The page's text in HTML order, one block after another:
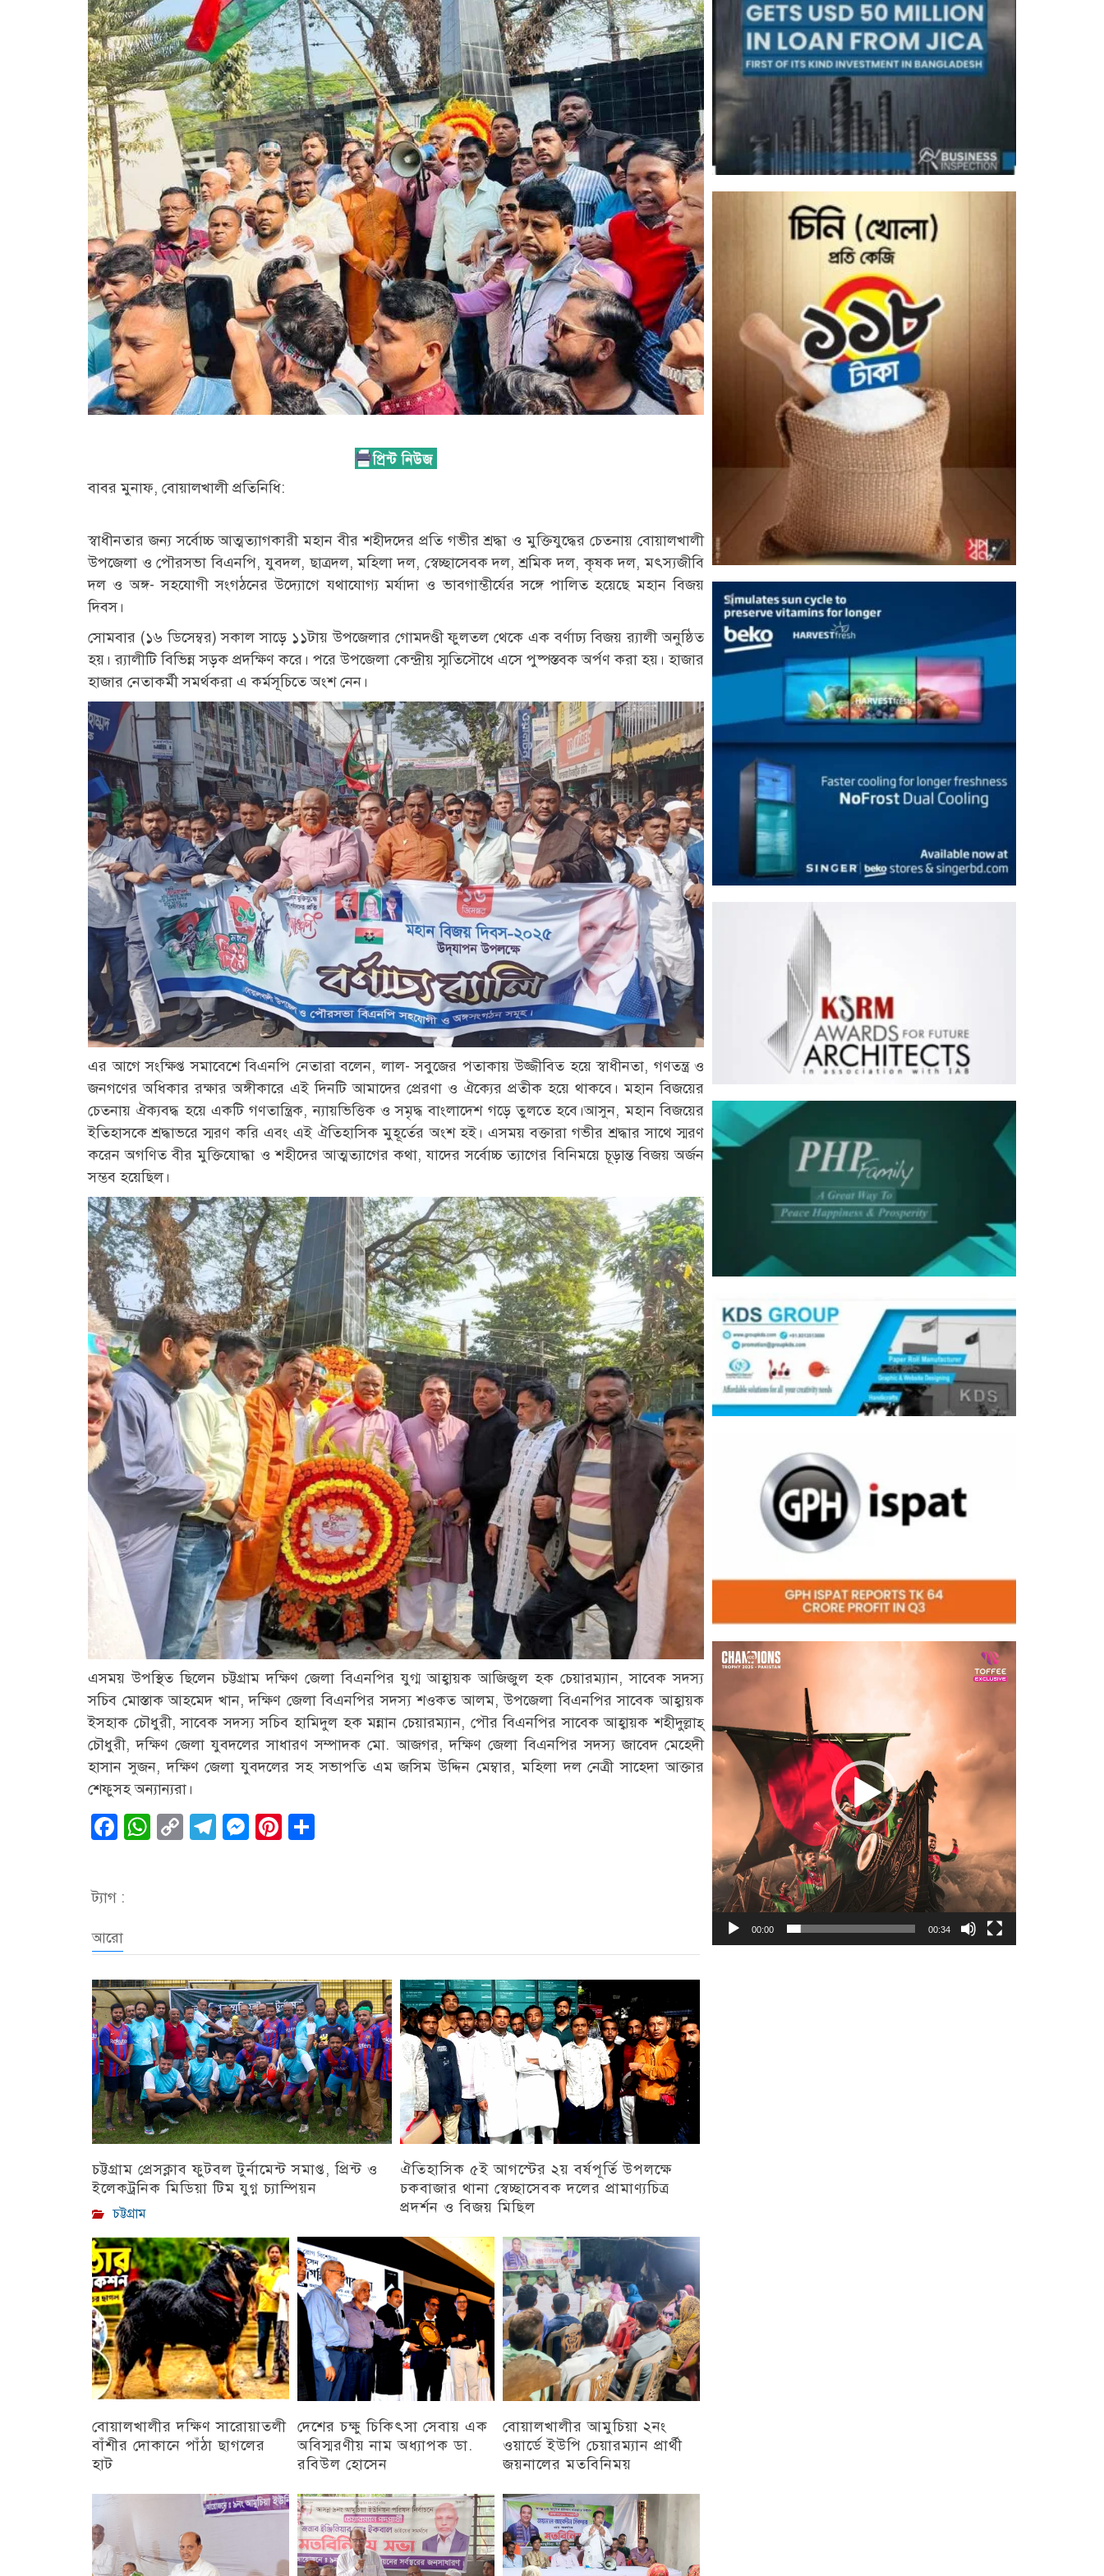
বাবর মুনাফ, বোয়ালখালী প্রতিনিধি:
স্বাধীনতার জন্য সর্বোচ্চ আত্মত্যাগকারী মহান বীর শহীদদের প্রতি গভীর শ্রদ্ধা ও মুক্তিযুদ্ধের চেতনায় বোয়ালখালী
উপজেলা ও পৌরসভা বিএনপি, যুবদল, ছাত্রদল, মহিলা দল, স্বেচ্ছাসেবক দল, শ্রমিক দল, কৃষক দল, মৎস্যজীবি
দল ও অঙ্গ- সহযোগী সংগঠনের উদ্যোগে যথাযোগ্য মর্যাদা ও ভাবগাম্ভীর্যের সঙ্গে পালিত হয়েছে মহান বিজয়
দিবস।
সোমবার (১৬ ডিসেম্বর) সকাল সাড়ে ১১টায় উপজেলার গোমদণ্ডী ফুলতল থেকে এক বর্ণাঢ্য বিজয় র‍্যালী অনুষ্ঠিত
হয়। র‍্যালীটি বিভিন্ন সড়ক প্রদক্ষিণ করে। পরে উপজেলা কেন্দ্রীয় স্মৃতিসৌধে এসে পুষ্পস্তবক অর্পণ করা হয়। হাজার
হাজার নেতাকর্মী সমর্থকরা এ কর্মসূচিতে অংশ নেন।
এর আগে সংক্ষিপ্ত সমাবেশে বিএনপি নেতারা বলেন, লাল- সবুজের পতাকায় উজ্জীবিত হয়ে স্বাধীনতা, গণতন্ত্র ও
জনগণের অধিকার রক্ষার অঙ্গীকারে এই দিনটি আমাদের প্রেরণা ও ঐক্যের প্রতীক হয়ে থাকবে। মহান বিজয়ের
চেতনায় ঐক্যবদ্ধ হয়ে একটি গণতান্ত্রিক, ন্যায়ভিত্তিক ও সমৃদ্ধ বাংলাদেশ গড়ে তুলতে হবে।আসুন, মহান বিজয়ের
ইতিহাসকে শ্রদ্ধাভরে স্মরণ করি এবং এই ঐতিহাসিক মুহূর্তের অংশ হই। এসময় বক্তারা গভীর শ্রদ্ধার সাথে স্মরণ
করেন অগণিত বীর মুক্তিযোদ্ধা ও শহীদের আত্মত্যাগের কথা, যাদের সর্বোচ্চ ত্যাগের বিনিময়ে চূড়ান্ত বিজয় অর্জন
সম্ভব হয়েছিল।
এসময় উপস্থিত ছিলেন চট্টগ্রাম দক্ষিণ জেলা বিএনপির যুগ্ম আহ্বায়ক আজিজুল হক চেয়ারম্যান, সাবেক সদস্য
সচিব মোস্তাক আহমেদ খান, দক্ষিণ জেলা বিএনপির সদস্য শওকত আলম, উপজেলা বিএনপির সাবেক আহ্বায়ক
ইসহাক চৌধুরী, সাবেক সদস্য সচিব হামিদুল হক মন্নান চেয়ারম্যান, পৌর বিএনপির সাবেক আহ্বায়ক শহীদুল্লাহ্
চৌধুরী, দক্ষিণ জেলা যুবদলের সাধারণ সম্পাদক মো. আজগর, দক্ষিণ জেলা বিএনপির সদস্য জাবেদ মেহেদী
হাসান সুজন, দক্ষিণ জেলা যুবদলের সহ সভাপতি এম জসিম উদ্দিন মেম্বার, মহিলা দল নেত্রী সাহেদা আক্তার
শেফুসহ অন্যান্যরা।
Facebook
WhatsApp
CopyTelegram
Messenger
Pinterest
ট্যাগ :
আরো
চট্টগ্রাম প্রেসক্লাব ফুটবল টুর্নামেন্ট সমাপ্ত, প্রিন্ট ও
ইলেকট্রনিক মিডিয়া টিম যুগ্ন চ্যাম্পিয়ন
চট্টগ্রাম
ঐতিহাসিক ৫ই আগস্টের ২য় বর্ষপূর্তি উপলক্ষে
চকবাজার থানা স্বেচ্ছাসেবক দলের প্রামাণ্যচিত্র
প্রদর্শন ও বিজয় মিছিল
বোয়ালখালীর দক্ষিণ সারোয়াতলী
বাঁশীর দোকানে পাঁঠা ছাগলের
হাট
দেশের চক্ষু চিকিৎসা সেবায় এক
অবিস্মরণীয় নাম অধ্যাপক ডা.
রবিউল হোসেন
বোয়ালখালীর আমুচিয়া ২নং
ওয়ার্ডে ইউপি চেয়ারম্যান প্রার্থী
জয়নালের মতবিনিময়
Video
Player
00:00 00:34